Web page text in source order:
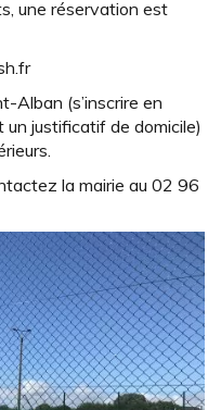
une réservation est
Alban (s’inscrire en
justificatif de domicile)
la mairie au 02 96